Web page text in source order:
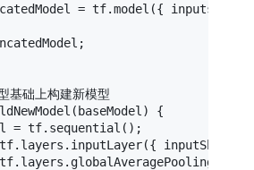
= tf.model ({ inputs
基础上构建新模型
( baseModel ) {
= tf. sequential ();
layers . inputLayer({ inputShape
layers . globalAveragePooling2d